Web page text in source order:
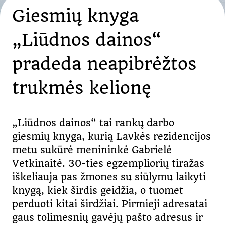
Giesmių knyga
„Liūdnos dainos“
pradeda neapibrėžtos
trukmės kelionę
„Liūdnos dainos“ tai rankų darbo
giesmių knyga, kurią Lavkės rezidencijos
metu sukūrė menininkė Gabrielė
Vetkinaitė. 30-ties egzempliorių tiražas
iškeliauja pas žmones su siūlymu laikyti
knygą, kiek širdis geidžia, o tuomet
perduoti kitai širdžiai. Pirmieji adresatai
gaus tolimesnių gavėjų pašto adresus ir